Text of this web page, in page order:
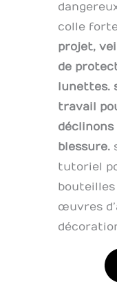
colle
projet,
de
lunettes.
travail
blessure.
tutoriel
œuvres